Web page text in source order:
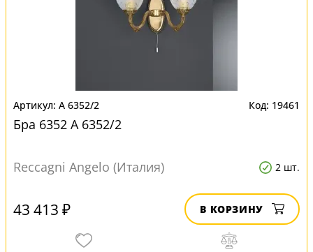
A 6352/2 19461
Бра 6352 A 6352/2
Reccagni Angelo (Италия) 2 шт.
43 413 ₽ В КОРЗИНУ